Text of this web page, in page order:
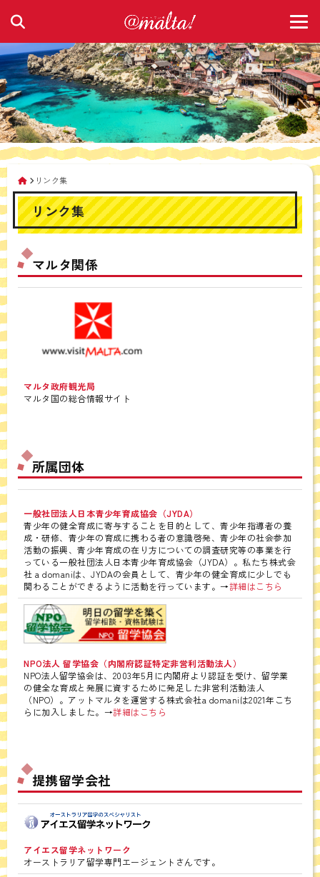
リンク集
リンク集
マルタ関係
マルタ政府観光局
マルタ国の総合情報サイト
所属団体
一般社団法人日本青少年育成協会（JYDA）
青少年の健全育成に寄与することを目的として、青少年指導者の養
成・研修、青少年の育成に携わる者の意識啓発、青少年の社会参加
活動の振興、青少年育成の在り方についての調査研究等の事業を行
っている一般社団法人日本青少年育成協会（JYDA）。私たち株式会
社 a domaniは、JYDAの会員として、青少年の健全育成に少しでも
関わることができるように活動を行っています。→詳細はこちら
NPO法人 留学協会（内閣府認証特定非営利活動法人）
NPO法人留学協会は、2003年5月に内閣府より認証を受け、留学業
の健全な育成と発展に資するために発足した非営利活動法人
（NPO）。アットマルタを運営する株式会社a domaniは2021年こち
らに加入しました。→詳細はこちら
提携留学会社
アイエス留学ネットワーク
オーストラリア留学専門エージェントさんです。